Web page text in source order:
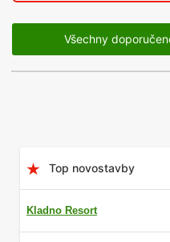
Všechny
Top novostavby
Kladno Resort